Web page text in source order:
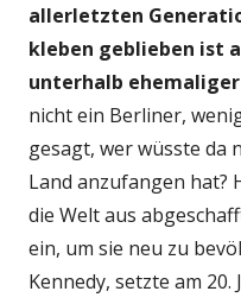
allerletzten
kleben geblieben ist
unterhalb
nicht ein Berliner,
gesagt, wer wüsste da
Land anzufangen hat?
die Welt aus
ein, um sie neu zu
Kennedy, setzte am